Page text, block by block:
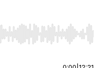
Home/End to jump to